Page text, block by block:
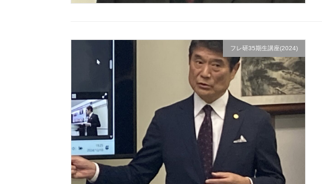
フレ研35期生講座(2024)